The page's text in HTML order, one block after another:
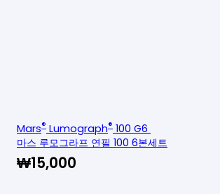
Mars® Lumograph® 100 G6
마스 루모그라프 연필 100 6본세트
₩15,000